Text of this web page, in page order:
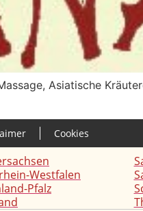
Asiatische
Cookies
Westfalen
Pfalz